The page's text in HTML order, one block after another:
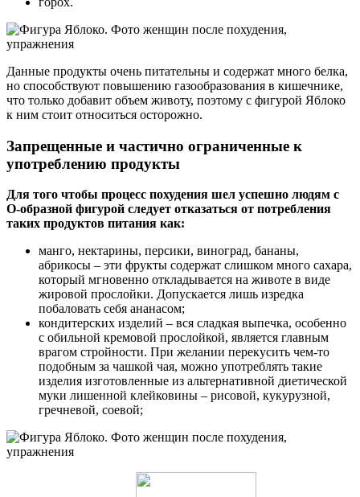
Данные продукты очень питательны и содержат много белка,
но способствуют повышению газообразования в кишечнике,
что только добавит объем животу, поэтому с фигурой Яблоко
к ним стоит относиться осторожно.
Запрещенные и частично ограниченные к
употреблению продукты
Для того чтобы процесс похудения шел успешно людям с
О-образной фигурой следует отказаться от потребления
таких продуктов питания как:
манго, нектарины, персики, виноград, бананы,
абрикосы – эти фрукты содержат слишком много сахара,
который мгновенно откладывается на животе в виде
жировой прослойки. Допускается лишь изредка
побаловать себя ананасом;
кондитерских изделий – вся сладкая выпечка, особенно
с обильной кремовой прослойкой, является главным
врагом стройности. При желании перекусить чем-то
подобным за чашкой чая, можно употреблять такие
изделия изготовленные из альтернативной диетической
муки лишенной клейковины – рисовой, кукурузной,
гречневой, соевой;